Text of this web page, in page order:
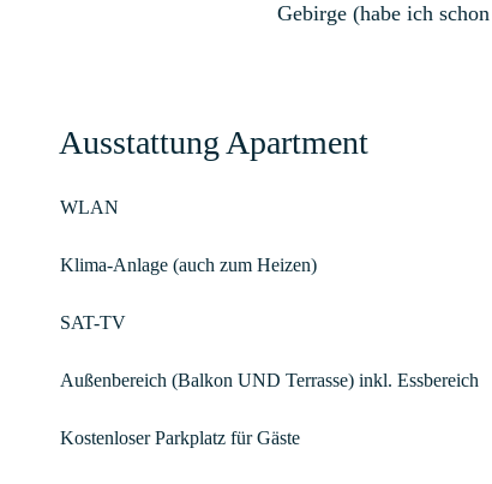
Gebirge (habe ich
Ausstattung Apartment
WLAN
Klima-Anlage (auch zum Heizen)
SAT-TV
Außenbereich (Balkon UND Terrasse) inkl. Essbereich
Kostenloser Parkplatz für Gäste